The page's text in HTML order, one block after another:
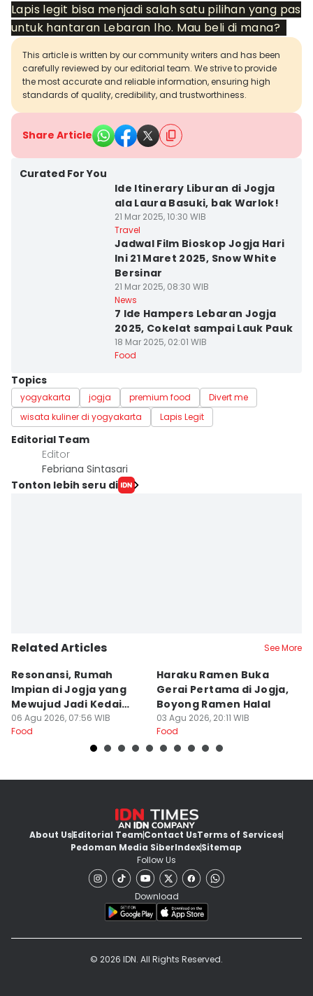
Lapis legit bisa menjadi salah satu pilihan yang pas
untuk hantaran Lebaran lho. Mau beli di mana?
This article is written by our community writers and has been
carefully reviewed by our editorial team. We strive to provide
the most accurate and reliable information, ensuring high
standards of quality, credibility, and trustworthiness.
Share Article
Curated For You
Ide Itinerary Liburan di Jogja
ala Laura Basuki, bak Warlok!
21 Mar 2025, 10:30 WIB
Travel
Jadwal Film Bioskop Jogja Hari
Ini 21 Maret 2025, Snow White
Bersinar
21 Mar 2025, 08:30 WIB
News
7 Ide Hampers Lebaran Jogja
2025, Cokelat sampai Lauk Pauk
18 Mar 2025, 02:01 WIB
Food
Topics
yogyakarta jogja premium food
Divert me
wisata kuliner di yogyakarta
Lapis Legit
Editorial Team
Editor
Febriana Sintasari
Tonton lebih seru di
Related Articles See More
Resonansi, Rumah
Impian di Jogja yang
Mewujud Jadi Kedai
Ramen dan Burger
06 Agu 2026, 07:56 WIB
Food
Haraku Ramen Buka
Gerai Pertama di Jogja,
Boyong Ramen Halal
03 Agu 2026, 20:11 WIB
Food
About UsEditorial TeamContact UsTerms of Services
Pedoman Media SiberIndexSitemap
Follow Us
Download
© 2026 IDN. All Rights Reserved.